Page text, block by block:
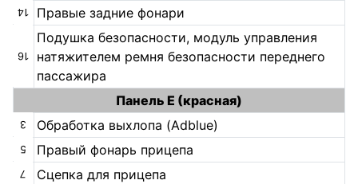
14 Правые задние фонари
16
Подушка безопасности, модуль управления
натяжителем ремня безопасности переднего
пассажира
Панель E (красная)
3 Обработка выхлопа (Adblue)
5 Правый фонарь прицепа
7 Сцепка для прицепа